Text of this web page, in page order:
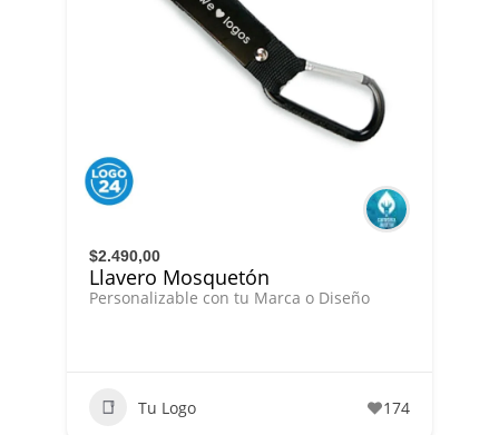
$2.490,00
Llavero Mosquetón
Personalizable con tu Marca o Diseño
Tu Logo 174